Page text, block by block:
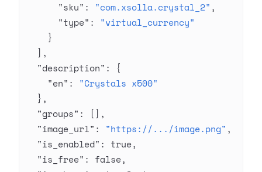
      "sku"
: "com.xsolla.crystal_2" ,
      "type"
: "virtual_currency"
    }
  ],
  "description"
: {
    "en"
: "Crystals x500"
  },
  "groups"
: [],
  "image_url"
: "https://.../image.png" ,
  "is_enabled"
: true,
  "is_free"
: false,